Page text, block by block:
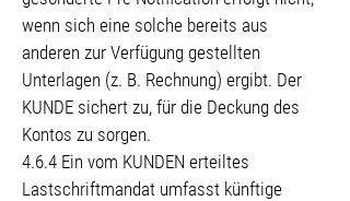
wenn sich eine solche bereits aus
anderen zur Verfügung gestellten
Unterlagen (z. B. Rechnung) ergibt. Der
KUNDE sichert zu, für die Deckung des
Kontos zu sorgen.
4.6.4 Ein vom KUNDEN erteiltes
Lastschriftmandat umfasst künftige